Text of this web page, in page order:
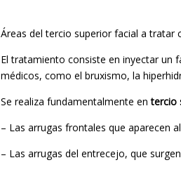
Áreas del tercio superior facial a
El tratamiento consiste en inyectar un
médicos, como el bruxismo, la
Se realiza fundamentalmente entercio
– Las arrugas frontales que aparecen
– Las arrugas del entrecejo, que